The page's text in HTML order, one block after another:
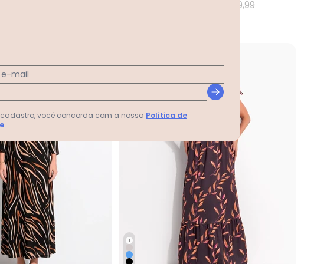
R$ 199,99
+
e-mail
cadastro, você concorda com a nossa Política de